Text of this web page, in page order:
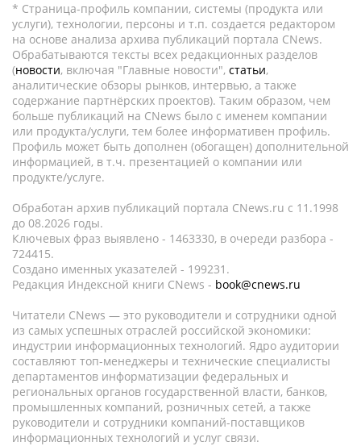
* Страница-профиль компании, системы (продукта или
услуги), технологии, персоны и т.п. создается редактором
на основе анализа архива публикаций портала CNews.
Обрабатываются тексты всех редакционных разделов
(новости, включая "Главные новости", статьи,
аналитические обзоры рынков, интервью, а также
содержание партнёрских проектов). Таким образом, чем
больше публикаций на CNews было с именем компании
или продукта/услуги, тем более информативен профиль.
Профиль может быть дополнен (обогащен) дополнительной
информацией, в т.ч. презентацией о компании или
продукте/услуге.
Обработан архив публикаций портала CNews.ru c 11.1998
до 08.2026 годы.
Ключевых фраз выявлено - 1463330, в очереди разбора -
724415.
Создано именных указателей - 199231.
Редакция Индексной книги CNews - book@cnews.ru
Читатели CNews — это руководители и сотрудники одной
из самых успешных отраслей российской экономики:
индустрии информационных технологий. Ядро аудитории
составляют топ-менеджеры и технические специалисты
департаментов информатизации федеральных и
региональных органов государственной власти, банков,
промышленных компаний, розничных сетей, а также
руководители и сотрудники компаний-поставщиков
информационных технологий и услуг связи.